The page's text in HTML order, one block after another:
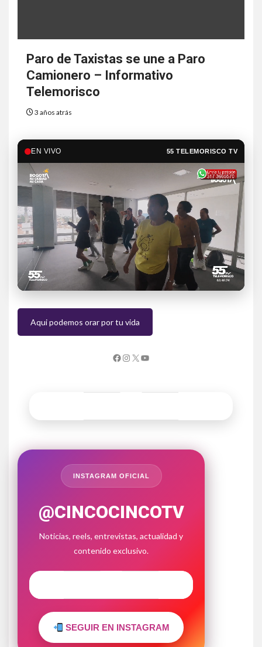
Paro de Taxistas se une a Paro
Camionero – Informativo
Telemorisco
3 años atrás
EN VIVO 55 TELEMORISCO TV
Aqui podemos orar por tu vida
INSTAGRAM OFICIAL
@CINCOCINCOTV
Noticias, reels, entrevistas, actualidad y
contenido exclusivo.
SEGUIR EN INSTAGRAM